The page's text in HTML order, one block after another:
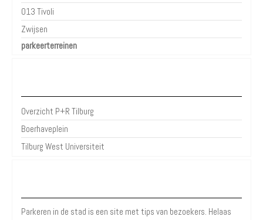
013 Tivoli
Zwijsen
parkeerterreinen
Overzicht P+R Tilburg
Boerhaveplein
Tilburg West Universiteit
Parkeren in de stad is een site met tips van bezoekers. Helaas